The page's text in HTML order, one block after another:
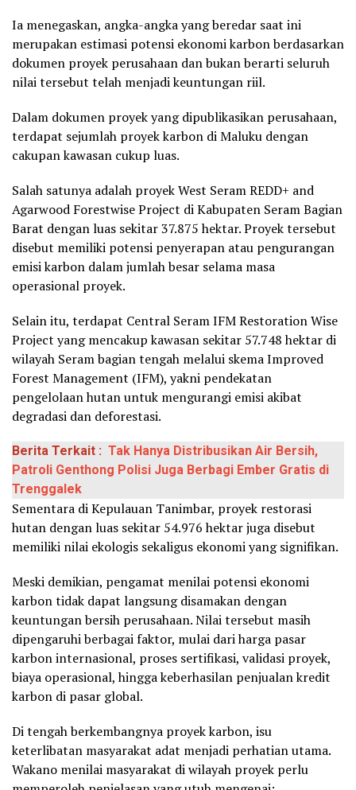
Ia menegaskan, angka-angka yang beredar saat ini
merupakan estimasi potensi ekonomi karbon berdasarkan
dokumen proyek perusahaan dan bukan berarti seluruh
nilai tersebut telah menjadi keuntungan riil.
Dalam dokumen proyek yang dipublikasikan perusahaan,
terdapat sejumlah proyek karbon di Maluku dengan
cakupan kawasan cukup luas.
Salah satunya adalah proyek West Seram REDD+ and
Agarwood Forestwise Project di Kabupaten Seram Bagian
Barat dengan luas sekitar 37.875 hektar. Proyek tersebut
disebut memiliki potensi penyerapan atau pengurangan
emisi karbon dalam jumlah besar selama masa
operasional proyek.
Selain itu, terdapat Central Seram IFM Restoration Wise
Project yang mencakup kawasan sekitar 57.748 hektar di
wilayah Seram bagian tengah melalui skema Improved
Forest Management (IFM), yakni pendekatan
pengelolaan hutan untuk mengurangi emisi akibat
degradasi dan deforestasi.
Berita Terkait : Tak Hanya Distribusikan Air Bersih,
Patroli Genthong Polisi Juga Berbagi Ember Gratis di
Trenggalek
Sementara di Kepulauan Tanimbar, proyek restorasi
hutan dengan luas sekitar 54.976 hektar juga disebut
memiliki nilai ekologis sekaligus ekonomi yang signifikan.
Meski demikian, pengamat menilai potensi ekonomi
karbon tidak dapat langsung disamakan dengan
keuntungan bersih perusahaan. Nilai tersebut masih
dipengaruhi berbagai faktor, mulai dari harga pasar
karbon internasional, proses sertifikasi, validasi proyek,
biaya operasional, hingga keberhasilan penjualan kredit
karbon di pasar global.
Di tengah berkembangnya proyek karbon, isu
keterlibatan masyarakat adat menjadi perhatian utama.
Wakano menilai masyarakat di wilayah proyek perlu